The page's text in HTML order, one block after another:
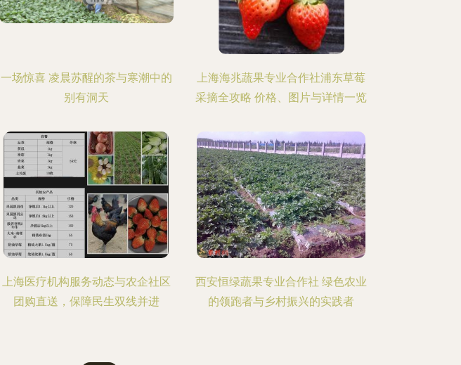
一场惊喜 凌晨苏醒的茶与寒潮中的
别有洞天
上海海兆蔬果专业合作社浦东草莓
采摘全攻略 价格、图片与详情一览
上海医疗机构服务动态与农企社区
团购直送，保障民生双线并进
西安恒绿蔬果专业合作社 绿色农业
的领跑者与乡村振兴的实践者